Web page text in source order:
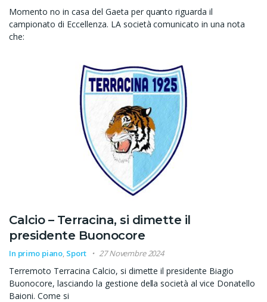
Momento no in casa del Gaeta per quanto riguarda il
campionato di Eccellenza. LA società comunicato in una nota
che:
Calcio – Terracina, si dimette il
presidente Buonocore
In primo piano, Sport 27 Novembre 2024
Terremoto Terracina Calcio, si dimette il presidente Biagio
Buonocore, lasciando la gestione della società al vice Donatello
Baioni. Come si